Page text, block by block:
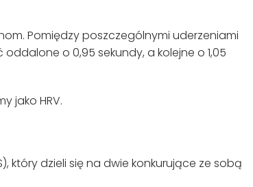
Pomiędzy poszczególnymi uderzeniami
o 0,95 sekundy, a kolejne o 1,05
jako HRV.
który dzieli się na dwie konkurujące ze sobą